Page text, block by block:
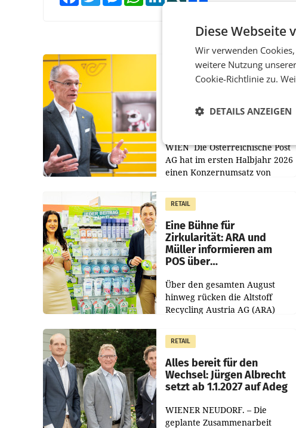
PRIMENEWS
Halbjahr trotz schwachem
WIEN Die Österreichische Post
AG hat im ersten Halbjahr 2026
einen Konzernumsatz von
erwirtschaftet, was einem Plus
von 3,8 Prozent gegenüber
dem Vergleichszeitraum
RETAIL
Eine Bühne für
Zirkularität: ARA und
Müller informieren am
POS über
Über den gesamten August
hinweg rücken die Altstoff
Recycling Austria AG (ARA)
Müller die Initiative „Kreislauf-
Helden“ in allen
österreichischen Müller-Filialen
RETAIL
Alles bereit für den
Wechsel: Jürgen Albrecht
setzt ab 1.1.2027 auf Adeg
WIENER NEUDORF. – Die
geplante Zusammenarbeit
Diese Webseite
Wir verwenden
weitere Nutzung
Cookie-Richtlinie zu.
DETAILS ANZEIGEN